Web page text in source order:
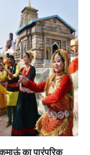
का पारंपरिक